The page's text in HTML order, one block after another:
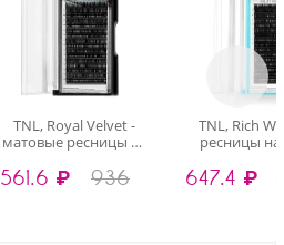
TNL, Royal Velvet -
матовые ресницы на
L+,12 мм, 16 линий)
561.6 ₽ 936
TNL, Rich
ресницы на
16
647.4 ₽